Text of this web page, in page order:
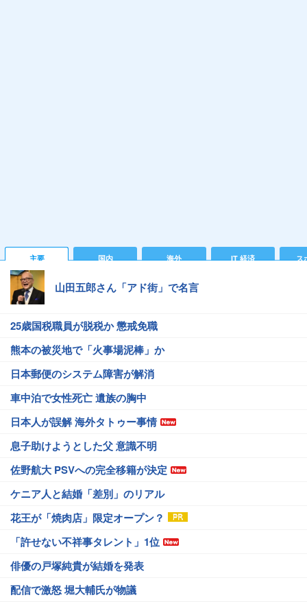
主要 国内 海外 IT 経済 ス
山田五郎さん「アド街」で名言
25歳国税職員が脱税か 懲戒免職
熊本の被災地で「火事場泥棒」か
日本郵便のシステム障害が解消
車中泊で女性死亡 遺族の胸中
日本人が誤解 海外タトゥー事情
息子助けようとした父 意識不明
佐野航大 PSVへの完全移籍が決定
ケニア人と結婚「差別」のリアル
花王が「焼肉店」限定オープン？
「許せない不祥事タレント」1位
俳優の戸塚純貴が結婚を発表
配信で激怒 堀大輔氏が物議